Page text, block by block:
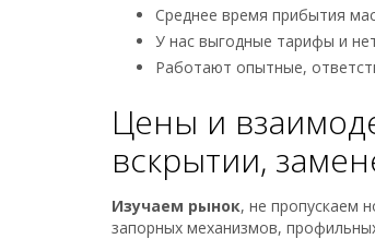
Среднее время прибытия
У нас выгодные тарифы и
Работают опытные,
Цены и
вскрытии,
Изучаем рынок, не пропускаем
запорных механизмов,